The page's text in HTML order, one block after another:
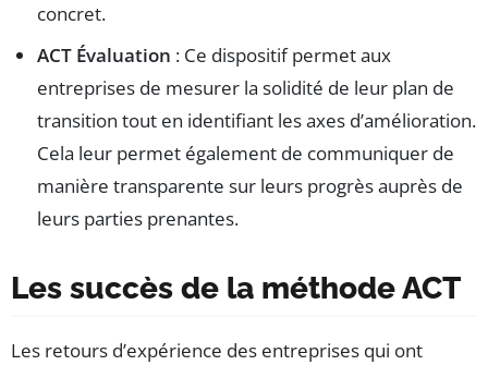
concret.
ACT Évaluation : Ce dispositif permet aux
entreprises de mesurer la solidité de leur plan de
transition tout en identifiant les axes d’amélioration.
Cela leur permet également de communiquer de
manière transparente sur leurs progrès auprès de
leurs parties prenantes.
Les succès de la méthode ACT
Les retours d’expérience des entreprises qui ont